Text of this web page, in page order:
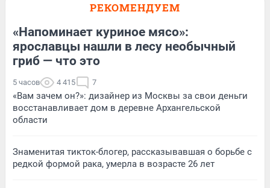
РЕКОМЕНДУЕМ
«Напоминает куриное мясо»:
ярославцы нашли в лесу необычный
гриб — что это
5 часов 4 415 7
«Вам зачем он?»: дизайнер из Москвы за свои деньги
восстанавливает дом в деревне Архангельской
области
Знаменитая тикток-блогер, рассказывавшая о борьбе с
редкой формой рака, умерла в возрасте 26 лет